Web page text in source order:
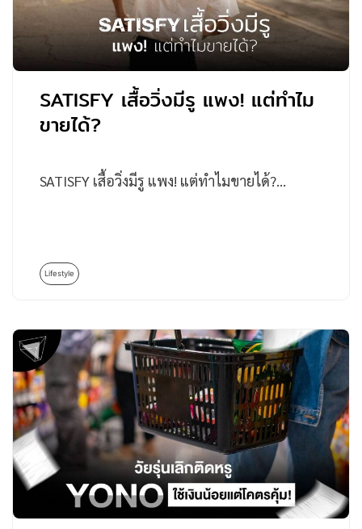
SATISFY เสื้อวิ่งมีรู แพง! แต่ทำไม
ขายได้?
SATISFY เสื้อวิ่งมีรู แพง! แต่ทำไมขายได้?…
Lifestyle